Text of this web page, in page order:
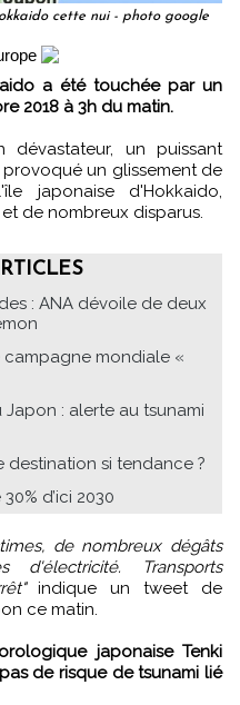
cette nui - photo google
a été touchée par un
2018 à 3h du matin.
un puissant
un glissement de
japonaise d'Hokkaido,
de nombreux disparus.
: ANA dévoile de deux
mondiale «
Japon : alerte au tsunami
destination si tendance ?
d’ici 2030
Transports
indique un tweet de
ce matin.
japonaise Tenki
de risque de tsunami lié